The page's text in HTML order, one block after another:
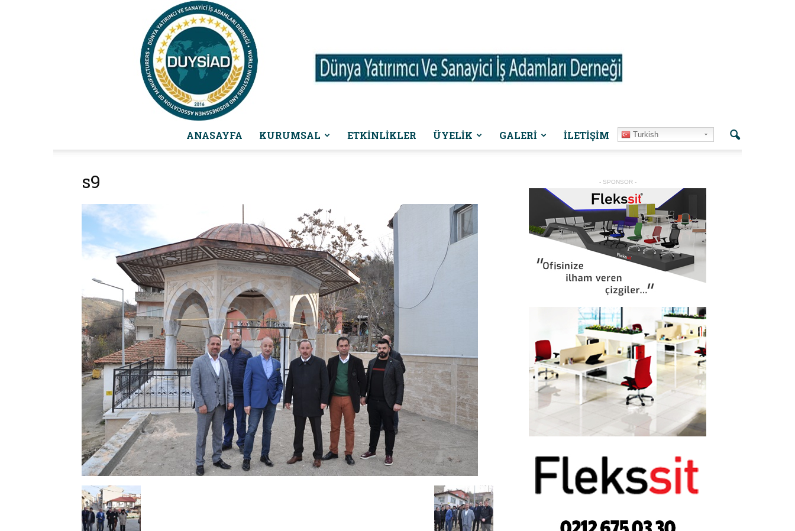
Sanayi
İş
ANASAYFA KURUMSAL ETKINLIKLER ÜYELİK GALERİ İLETIŞIM Turkish
s9 - SPONSOR -